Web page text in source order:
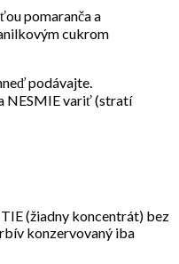
pomaranča a
cukrom
podávajte.
NESMIE variť (stratí
(žiadny koncentrát) bez
konzervovaný iba